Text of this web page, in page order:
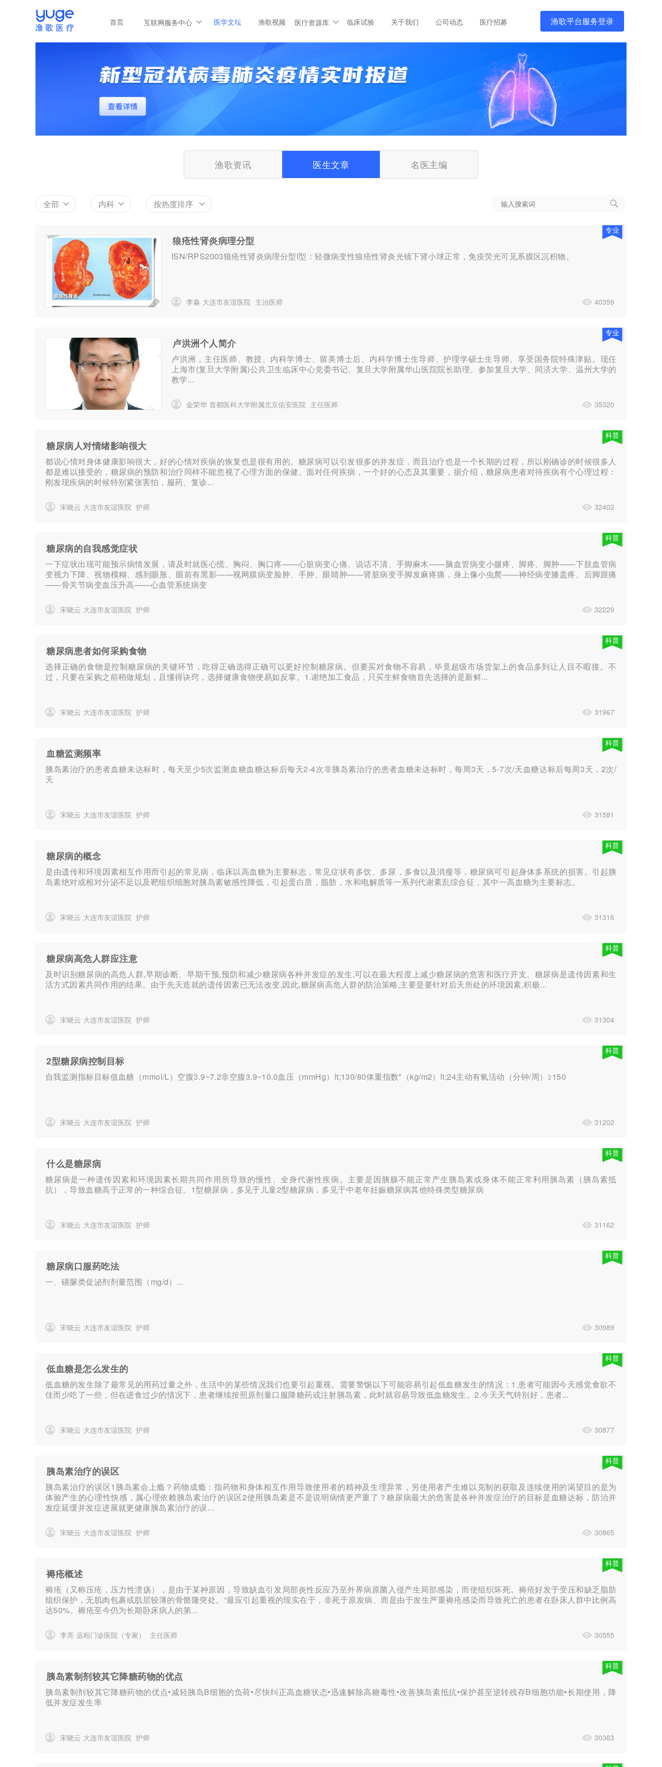
首页 互联网服务中心 医学文坛 渔歌视频 医疗资源库 临床试验 关于我们 公司动态 医疗招募 渔歌平台服务登录
渔歌资讯 医生文章 名医主编
全部 内科 按热度排序
狼疮性肾炎病理分型
ISN/RPS2003狼疮性肾炎病理分型I型：轻微病变性狼疮性肾炎光镜下肾小球正常，免疫荧光可见系膜区沉积物。
专业
李淼 大连市友谊医院 主治医师 40359
卢洪洲个人简介
卢洪洲，主任医师、教授、内科学博士、留美博士后、内科学博士生导师、护理学硕士生导师。享受国务院特殊津贴。现任
上海市(复旦大学附属)公共卫生临床中心党委书记、复旦大学附属华山医院院长助理。参加复旦大学、同济大学、温州大学的
教学...
专业
金荣华 首都医科大学附属北京佑安医院 主任医师 35320
糖尿病人对情绪影响很大
都说心情对身体健康影响很大，好的心情对疾病的恢复也是很有用的。糖尿病可以引发很多的并发症，而且治疗也是一个长期的过程，所以刚确诊的时候很多人
都是难以接受的，糖尿病的预防和治疗同样不能忽视了心理方面的保健。面对任何疾病，一个好的心态及其重要，据介绍，糖尿病患者对待疾病有个心理过程：
刚发现疾病的时候特别紧张害怕，服药、复诊...
科普
宋晓云 大连市友谊医院 护师 32402
糖尿病的自我感觉症状
一下症状出现可能预示病情发展，请及时就医心慌、胸闷、胸口疼——心脏病变心痛、说话不清、手脚麻木——脑血管病变小腿疼、脚疼、脚肿——下肢血管病
变视力下降、视物模糊、感到眼胀、眼前有黑影——视网膜病变脸肿、手肿、眼睛肿——肾脏病变手脚发麻疼痛，身上像小虫爬——神经病变膝盖疼、后脚跟痛
——骨关节病变血压升高——心血管系统病变
科普
宋晓云 大连市友谊医院 护师 32229
糖尿病患者如何采购食物
选择正确的食物是控制糖尿病的关键环节，吃得正确选得正确可以更好控制糖尿病。但要买对食物不容易，毕竟超级市场货架上的食品多到让人目不暇接。不
过，只要在采购之前稍做规划，且懂得诀窍，选择健康食物便易如反掌。1.谢绝加工食品，只买生鲜食物首先选择的是新鲜...
科普
宋晓云 大连市友谊医院 护师 31967
血糖监测频率
胰岛素治疗的患者血糖未达标时，每天至少5次监测血糖血糖达标后每天2-4次非胰岛素治疗的患者血糖未达标时，每周3天，5-7次/天血糖达标后每周3天，2次/
天
科普
宋晓云 大连市友谊医院 护师 31581
糖尿病的概念
是由遗传和环境因素相互作用而引起的常见病，临床以高血糖为主要标志，常见症状有多饮、多尿，多食以及消瘦等，糖尿病可引起身体多系统的损害。引起胰
岛素绝对或相对分泌不足以及靶组织细胞对胰岛素敏感性降低，引起蛋白质，脂肪，水和电解质等一系列代谢紊乱综合征，其中一高血糖为主要标志。
科普
宋晓云 大连市友谊医院 护师 31316
糖尿病高危人群应注意
及时识别糖尿病的高危人群,早期诊断、早期干预,预防和减少糖尿病各种并发症的发生,可以在最大程度上减少糖尿病的危害和医疗开支。糖尿病是遗传因素和生
活方式因素共同作用的结果。由于先天造就的遗传因素已无法改变,因此,糖尿病高危人群的防治策略,主要是要针对后天所处的环境因素,积极...
科普
宋晓云 大连市友谊医院 护师 31304
2型糖尿病控制目标
自我监测指标目标值血糖（mmol/L）空腹3.9~7.2非空腹3.9~10.0血压（mmHg）lt;130/80体重指数*（kg/m2）lt;24主动有氧活动（分钟/周）≥150
科普
宋晓云 大连市友谊医院 护师 31202
什么是糖尿病
糖尿病是一种遗传因素和环境因素长期共同作用所导致的慢性、全身代谢性疾病。主要是因胰腺不能正常产生胰岛素或身体不能正常利用胰岛素（胰岛素抵
抗），导致血糖高于正常的一种综合征。1型糖尿病，多见于儿童2型糖尿病，多见于中老年妊娠糖尿病其他特殊类型糖尿病
科普
宋晓云 大连市友谊医院 护师 31162
糖尿病口服药吃法
一、磺脲类促泌剂剂量范围（mg/d）...
科普
宋晓云 大连市友谊医院 护师 30989
低血糖是怎么发生的
低血糖的发生除了最常见的用药过量之外，生活中的某些情况我们也要引起重视。需要警惕以下可能容易引起低血糖发生的情况：1.患者可能因今天感觉食欲不
佳而少吃了一些，但在进食过少的情况下，患者继续按照原剂量口服降糖药或注射胰岛素，此时就容易导致低血糖发生。2.今天天气特别好，患者...
科普
宋晓云 大连市友谊医院 护师 30877
胰岛素治疗的误区
胰岛素治疗的误区1胰岛素会上瘾？药物成瘾：指药物和身体相互作用导致使用者的精神及生理异常，另使用者产生难以克制的获取及连续使用的渴望目的是为
体验产生的心理性快感，属心理依赖胰岛素治疗的误区2使用胰岛素是不是说明病情更严重了？糖尿病最大的危害是各种并发症治疗的目标是血糖达标，防治并
发症延缓并发症进展就更健康胰岛素治疗的误...
科普
宋晓云 大连市友谊医院 护师 30865
褥疮概述
褥疮（又称压疮，压力性溃疡），是由于某种原因，导致缺血引发局部炎性反应乃至外界病原菌入侵产生局部感染，而使组织坏死。褥疮好发于受压和缺乏脂肪
组织保护，无肌肉包裹或肌层较薄的骨骼隆突处。“最应引起重视的现实在于，非死于原发病、而是由于发生严重褥疮感染而导致死亡的患者在卧床人群中比例高
达50%。褥疮至今仍为长期卧床病人的第...
科普
李亮 远程门诊医院（专家） 主任医师 30555
胰岛素制剂较其它降糖药物的优点
胰岛素制剂较其它降糖药物的优点•减轻胰岛B细胞的负荷•尽快纠正高血糖状态•迅速解除高糖毒性•改善胰岛素抵抗•保护甚至逆转残存B细胞功能•长期使用，降
低并发症发生率
科普
宋晓云 大连市友谊医院 护师 30363